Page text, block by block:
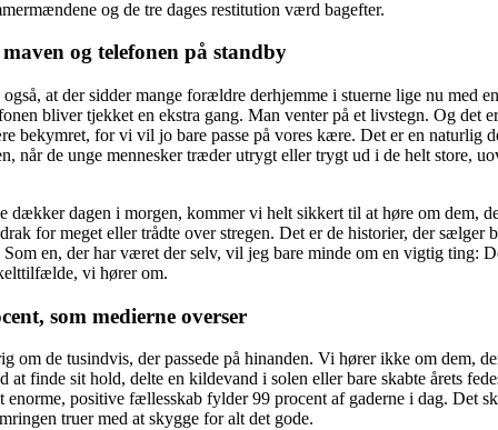
og de tre dages restitution værd bagefter.
og telefonen på standby
at der sidder mange forældre derhjemme i stuerne lige nu med
bliver tjekket en ekstra gang. Man venter på et livstegn. Og det
bekymret, for vi vil jo bare passe på vores kære. Det er en naturlig
når de unge mennesker træder utrygt eller trygt ud i de helt store,
dækker dagen i morgen, kommer vi helt sikkert til at høre om dem,
for meget eller trådte over stregen. Det er de historier, der sælger
en, der har været der selv, vil jeg bare minde om en vigtig ting:
vi hører om.
som medierne overser
om de tusindvis, der passede på hinanden. Vi hører ikke om dem,
at finde sit hold, delte en kildevand i solen eller bare skabte årets
enorme, positive fællesskab fylder 99 procent af gaderne i dag. Det
truer med at skygge for alt det gode.